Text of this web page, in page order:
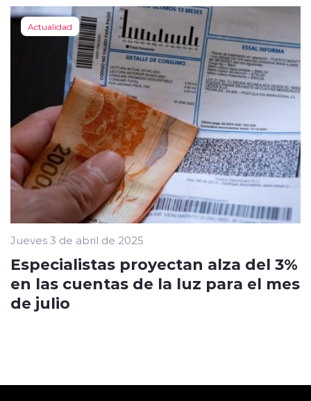
Actualidad
Jueves 3 de abril de 2025
Especialistas proyectan alza del 3%
en las cuentas de la luz para el mes
de julio